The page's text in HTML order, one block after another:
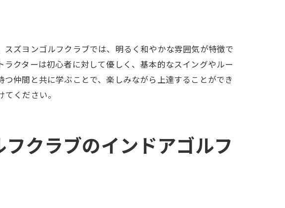
ブの魅力を探る
ズヨンゴルフクラブでは、明るく和やかな雰囲気が特徴で
クターは初心者に対して優しく、基本的なスイングやルー
仲間と共に学ぶことで、楽しみながら上達することができ
ください。
クラブのインドアゴルフ